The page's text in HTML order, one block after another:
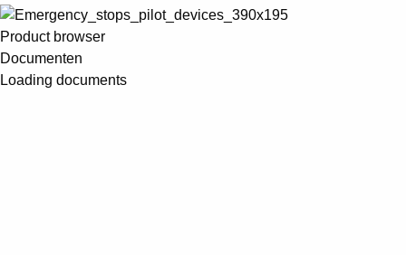
Product browser
Documenten
Loading documents